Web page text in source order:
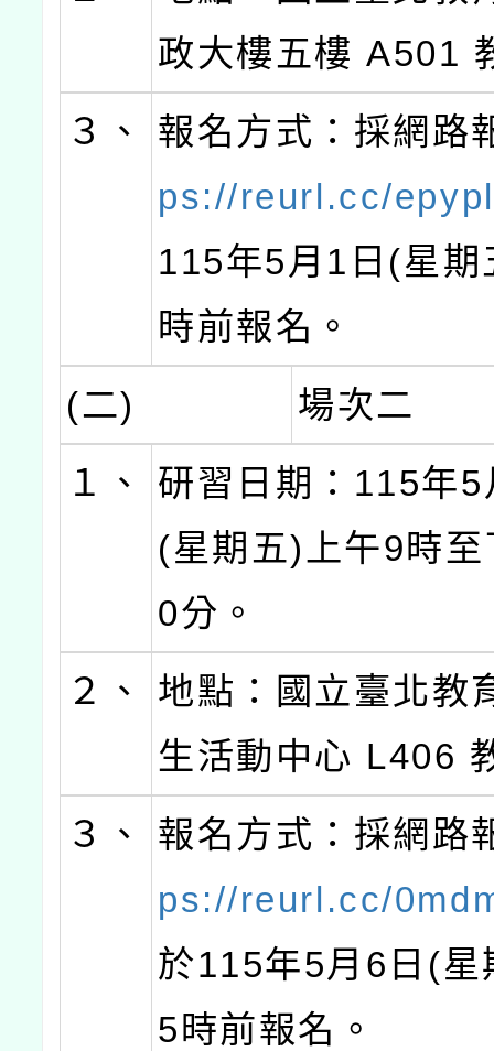
政大樓五樓 A501
３、
報名方式：採網路
ps://reurl.cc/
115年5月1日(星期
時前報名。
(二)
場次二
１、
研習日期：115年
(星期五)上午9時
0分。
２、
地點：國立臺北教
生活動中心 L406
３、
報名方式：採網路
ps://reurl.cc/
於115年5月6日(星
5時前報名。